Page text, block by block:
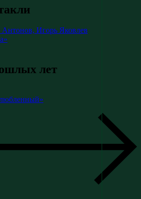
Игорь Яковлев
лет